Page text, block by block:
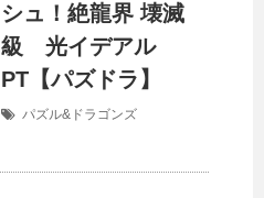
シュ！絶龍界 壊滅
級 光イデアル
PT【パズドラ】
パズル&ドラゴンズ